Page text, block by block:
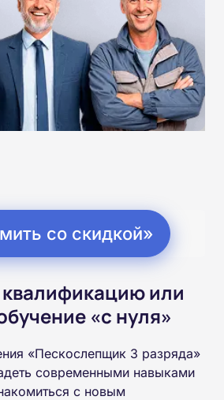
со скидкой»
или
«с нуля»
«Пескослепщик 3 разряда»
современными навыками
с новым